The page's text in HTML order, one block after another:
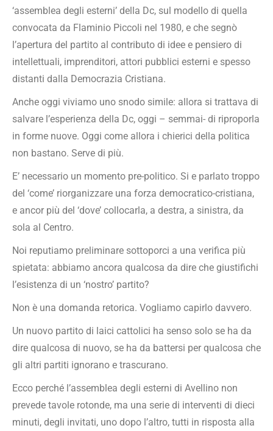
‘assemblea degli esterni’ della Dc, sul modello di quella
convocata da Flaminio Piccoli nel 1980, e che segnò
l’apertura del partito al contributo di idee e pensiero di
intellettuali, imprenditori, attori pubblici esterni e spesso
distanti dalla Democrazia Cristiana.
Anche oggi viviamo uno snodo simile: allora si trattava di
salvare l’esperienza della Dc, oggi – semmai- di riproporla
in forme nuove. Oggi come allora i chierici della politica
non bastano. Serve di più.
E’ necessario un momento pre-politico. Si e parlato troppo
del ‘come’ riorganizzare una forza democratico-cristiana,
e ancor più del ‘dove’ collocarla, a destra, a sinistra, da
sola al Centro.
Noi reputiamo preliminare sottoporci a una verifica più
spietata: abbiamo ancora qualcosa da dire che giustifichi
l’esistenza di un ‘nostro’ partito?
Non è una domanda retorica. Vogliamo capirlo davvero.
Un nuovo partito di laici cattolici ha senso solo se ha da
dire qualcosa di nuovo, se ha da battersi per qualcosa che
gli altri partiti ignorano e trascurano.
Ecco perché l’assemblea degli esterni di Avellino non
prevede tavole rotonde, ma una serie di interventi di dieci
minuti, degli invitati, uno dopo l’altro, tutti in risposta alla